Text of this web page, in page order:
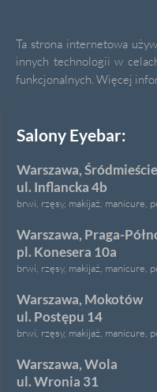
Ta strona internetowa
innych technologii w
funkcjonalnych. Więcej
Salony Eyebar:
Warszawa,
ul. Inflancka 4b
brwi, rzęsy, makijaż, manicure,
Warszawa, Praga-
pl. Konesera 10a
brwi, rzęsy, makijaż, manicure,
Warszawa, Mokotów
ul. Postępu 14
brwi, rzęsy, makijaż, manicure,
Warszawa, Wola
ul. Wronia 31